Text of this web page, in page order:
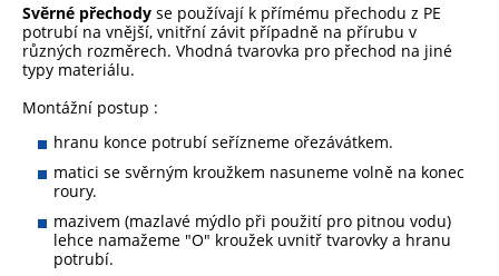
Svěrné přechody se používají k přímému přechodu z PE
potrubí na vnější, vnitřní závit případně na přírubu v
různých rozměrech. Vhodná tvarovka pro přechod na jiné
typy materiálu.
Montážní postup :
hranu konce potrubí seřízneme ořezávátkem.
matici se svěrným kroužkem nasuneme volně na konec
roury.
mazivem (mazlavé mýdlo při použití pro pitnou vodu)
lehce namažeme "O" kroužek uvnitř tvarovky a hranu
potrubí.